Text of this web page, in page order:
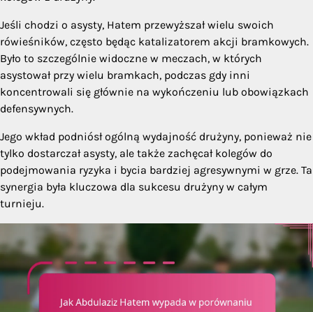
Jeśli chodzi o asysty, Hatem przewyższał wielu swoich
rówieśników, często będąc katalizatorem akcji bramkowych.
Było to szczególnie widoczne w meczach, w których
asystował przy wielu bramkach, podczas gdy inni
koncentrowali się głównie na wykończeniu lub obowiązkach
defensywnych.
Jego wkład podniósł ogólną wydajność drużyny, ponieważ nie
tylko dostarczał asysty, ale także zachęcał kolegów do
podejmowania ryzyka i bycia bardziej agresywnymi w grze. Ta
synergia była kluczowa dla sukcesu drużyny w całym
turnieju.